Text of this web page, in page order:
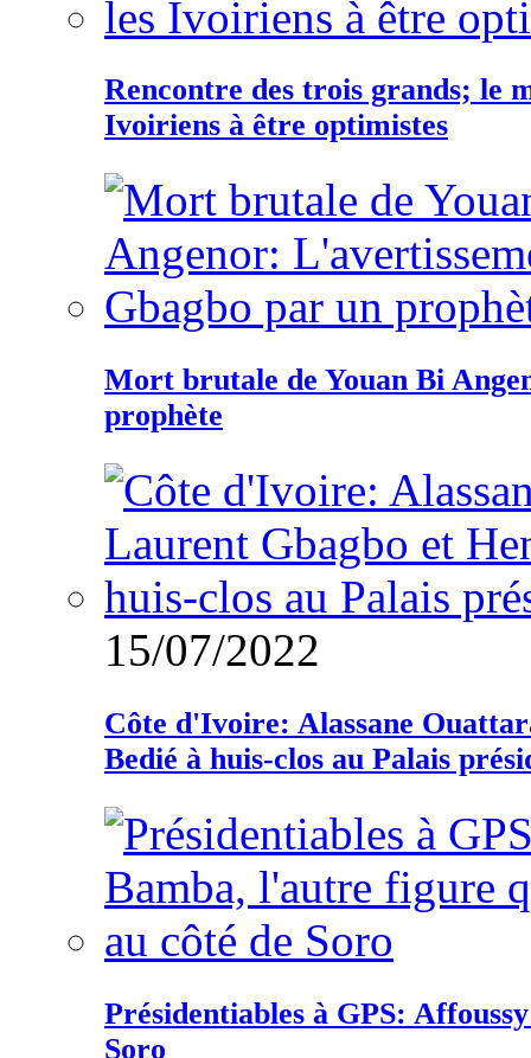
Rencontre des trois grands; le
Ivoiriens à être optimistes
Mort brutale de Youan Bi
prophète
15/07/2022
Côte d'Ivoire: Alassane
Bedié à huis-clos au Palais
Présidentiables à GPS:
Soro